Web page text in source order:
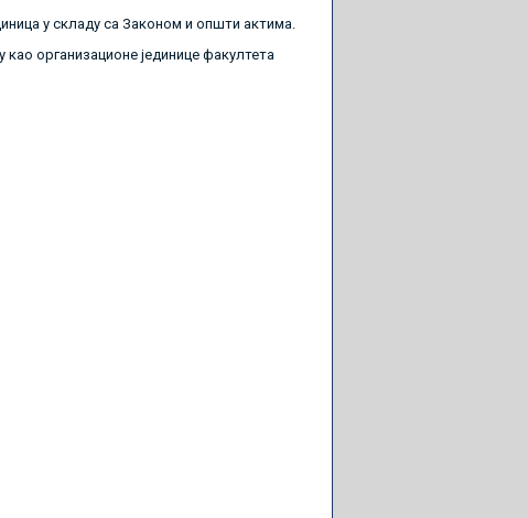
у складу са Законом и општи актима.
као организационе јединице факултета